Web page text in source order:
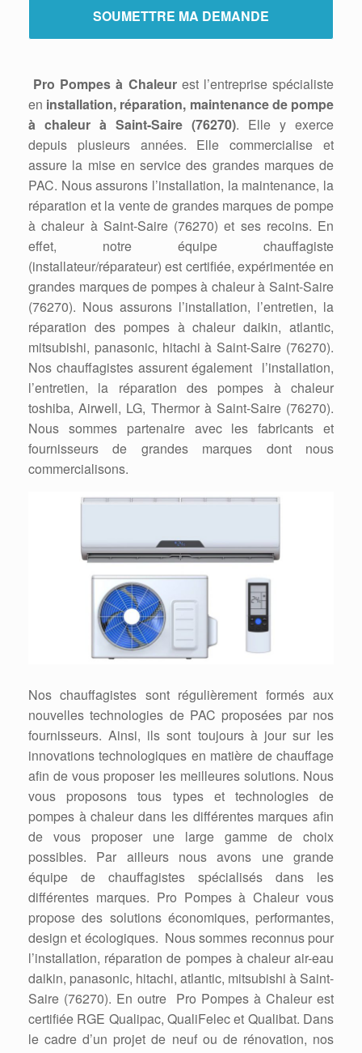
Pro Pompes à Chaleurest l’entreprise spécialiste
en installation, réparation, maintenance de pompe
à chaleur à Saint-Saire (76270). Elle y exerce
depuis plusieurs années. Elle commercialise et
assure la mise en service des grandes marques de
PAC. Nous assurons l’installation, la maintenance, la
réparation et la vente de grandes marques de pompe
à chaleur à Saint-Saire (76270) et ses recoins. En
effet, notre équipe chauffagiste
(installateur/réparateur) est certifiée, expérimentée en
grandes marques de pompes à chaleur à Saint-Saire
(76270). Nous assurons l’installation, l’entretien, la
réparation des pompes à chaleur daikin, atlantic,
mitsubishi, panasonic, hitachi à Saint-Saire (76270).
Nos chauffagistes assurent également l’installation,
l’entretien, la réparation des pompes à chaleur
toshiba, Airwell, LG, Thermor à Saint-Saire (76270).
Nous sommes partenaire avec les fabricants et
fournisseurs de grandes marques dont nous
commercialisons.
Nos chauffagistes sont régulièrement formés aux
nouvelles technologies de PAC proposées par nos
fournisseurs. Ainsi, ils sont toujours à jour sur les
innovations technologiques en matière de chauffage
afin de vous proposer les meilleures solutions. Nous
vous proposons tous types et technologies de
pompes à chaleur dans les différentes marques afin
de vous proposer une large gamme de choix
possibles. Par ailleurs nous avons une grande
équipe de chauffagistes spécialisés dans les
différentes marques. Pro Pompes à Chaleur vous
propose des solutions économiques, performantes,
design et écologiques. Nous sommes reconnus pour
l’installation, réparation de pompes à chaleur air-eau
daikin, panasonic, hitachi, atlantic, mitsubishi à Saint-
Saire (76270). En outre Pro Pompes à Chaleur est
certifiée RGE Qualipac, QualiFelec et Qualibat. Dans
le cadre d’un projet de neuf ou de rénovation, nos